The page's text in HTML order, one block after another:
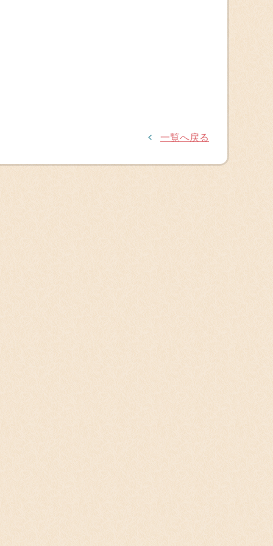
一覧へ戻る